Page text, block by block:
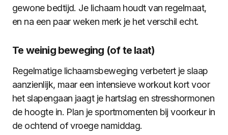
gewone bedtijd. Je lichaam houdt van regelmaat,
en na een paar weken merk je het verschil echt.
Te weinig beweging (of te laat)
Regelmatige lichaamsbeweging verbetert je slaap
aanzienlijk, maar een intensieve workout kort voor
het slapengaan jaagt je hartslag en stresshormonen
de hoogte in. Plan je sportmomenten bij voorkeur in
de ochtend of vroege namiddag.